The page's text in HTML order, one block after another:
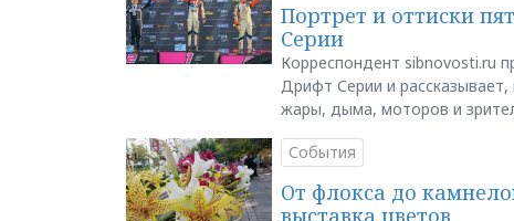
Портрет и оттиски
Серии
Корреспондент sibnovosti.ru
Дрифт Серии и рассказывает,
жары, дыма, моторов и
События
От флокса до
выставка цветов